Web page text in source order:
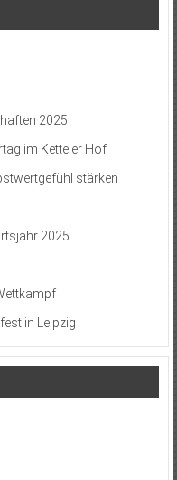
2025
im Ketteler Hof
stärken
2025
in Leipzig